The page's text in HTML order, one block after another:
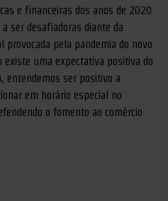
e financeiras dos anos de 2020
ser desafiadoras diante da
provocada pela pandemia do novo
existe uma expectativa positiva do
entendemos ser positivo a
em horário especial no
o fomento ao comércio